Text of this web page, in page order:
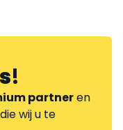
!
partneren
wij u te